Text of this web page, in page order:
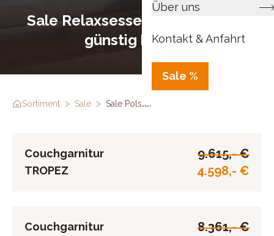
Über uns
Kontakt & Anfahrt
Sale %
Sale Relaxsessel & Sofa – Jetzt
günstig kaufen
Sortiment > Sale > Sale Polster
Couchgarnitur
TROPEZ
9.615,- €
4.598,- €
Couchgarnitur
8.361,- €